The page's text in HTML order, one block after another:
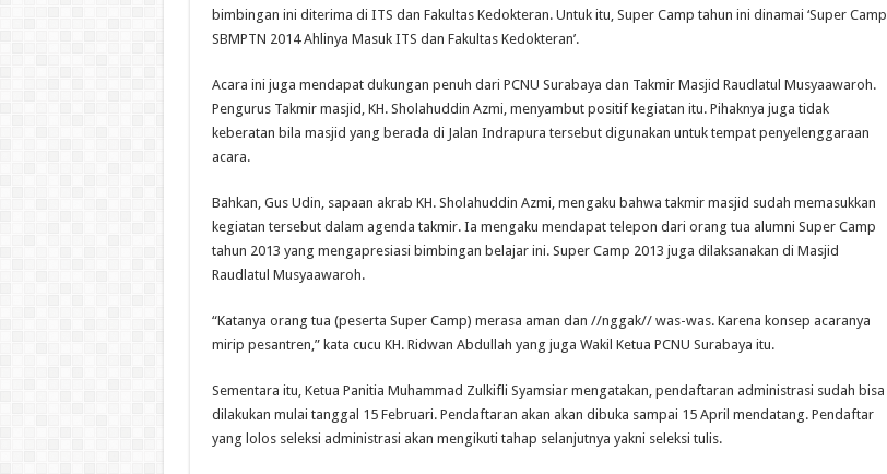
bimbingan ini diterima di ITS dan Fakultas Kedokteran. Untuk itu, Super Camp tahun ini dinamai ‘Super Camp
SBMPTN 2014 Ahlinya Masuk ITS dan Fakultas Kedokteran’.
Acara ini juga mendapat dukungan penuh dari PCNU Surabaya dan Takmir Masjid Raudlatul Musyaawaroh.
Pengurus Takmir masjid, KH. Sholahuddin Azmi, menyambut positif kegiatan itu. Pihaknya juga tidak
keberatan bila masjid yang berada di Jalan Indrapura tersebut digunakan untuk tempat penyelenggaraan
acara.
Bahkan, Gus Udin, sapaan akrab KH. Sholahuddin Azmi, mengaku bahwa takmir masjid sudah memasukkan
kegiatan tersebut dalam agenda takmir. Ia mengaku mendapat telepon dari orang tua alumni Super Camp
tahun 2013 yang mengapresiasi bimbingan belajar ini. Super Camp 2013 juga dilaksanakan di Masjid
Raudlatul Musyaawaroh.
“Katanya orang tua (peserta Super Camp) merasa aman dan //nggak// was-was. Karena konsep acaranya
mirip pesantren,” kata cucu KH. Ridwan Abdullah yang juga Wakil Ketua PCNU Surabaya itu.
Sementara itu, Ketua Panitia Muhammad Zulkifli Syamsiar mengatakan, pendaftaran administrasi sudah bisa
dilakukan mulai tanggal 15 Februari. Pendaftaran akan akan dibuka sampai 15 April mendatang. Pendaftar
yang lolos seleksi administrasi akan mengikuti tahap selanjutnya yakni seleksi tulis.